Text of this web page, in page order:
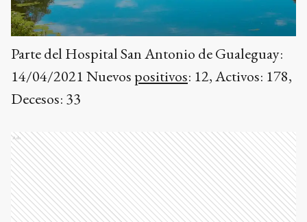
Parte del Hospital San Antonio de Gualeguay:
14/04/2021 Nuevos positivos: 12, Activos: 178,
Decesos: 33
Ads